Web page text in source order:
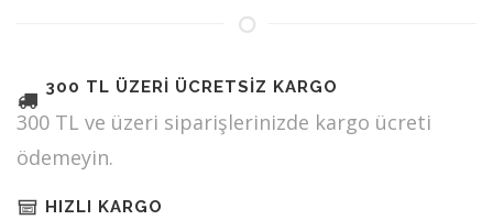
300 TL ÜZERİ ÜCRETSİZ KARGO
300 TL ve üzeri siparişlerinizde kargo ücreti
ödemeyin.
HIZLI KARGO